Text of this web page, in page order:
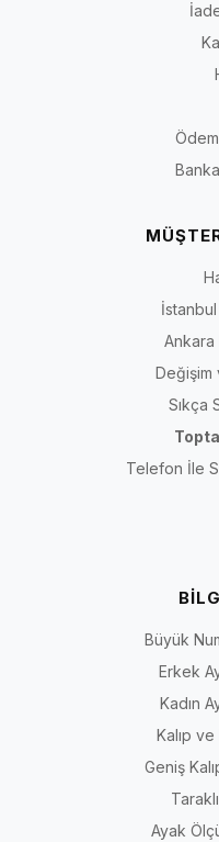
Ankara
Değişim
Sıkça
Telefon İle
Büyük
Erkek
Kadın
Kalıp
Geniş
Ayak